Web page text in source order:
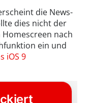
die News-
dies nicht der
Homescreen nach
ein und
iOS 9